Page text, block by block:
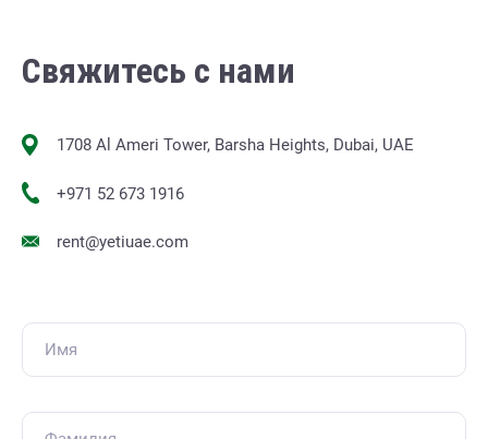
Свяжитесь с нами
1708 Al Ameri Tower, Barsha Heights, Dubai, UAE
+971 52 673 1916
rent@yetiuae.com